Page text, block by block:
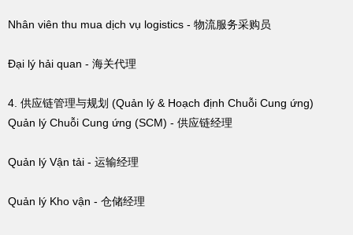
Nhân viên thu mua dịch vụ logistics - 物流服务采购员
Đại lý hải quan - 海关代理
4. 供应链管理与规划 (Quản lý & Hoạch định Chuỗi Cung ứng)
Quản lý Chuỗi Cung ứng (SCM) - 供应链经理
Quản lý Vận tải - 运输经理
Quản lý Kho vận - 仓储经理